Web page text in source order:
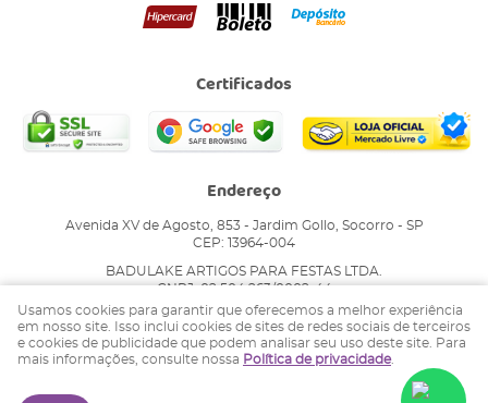
Certificados
Endereço
Avenida XV de Agosto, 853- Jardim Gollo, Socorro - SP
CEP: 13964-004
BADULAKE ARTIGOS PARA FESTAS LTDA.
CNPJ: 02.504.263/0002-44
LOJA VIRTUAL CRIADA POR
Usamos cookies para garantir que oferecemos a melhor experiência
em nosso site. Isso inclui cookies de sites de redes sociais de terceiros
e cookies de publicidade que podem analisar seu uso deste site. Para
mais informações, consulte nossa Política de privacidade.